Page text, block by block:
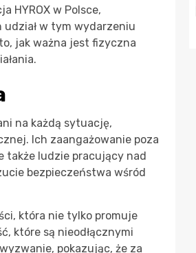
HYROX w Polsce,
w tym wydarzeniu
jak ważna jest fizyczna
na każdą sytuację,
Ich zaangażowanie poza
także ludzie pracujący nad
bezpieczeństwa wśród
która nie tylko promuje
które są nieodłącznymi
pokazując, że za